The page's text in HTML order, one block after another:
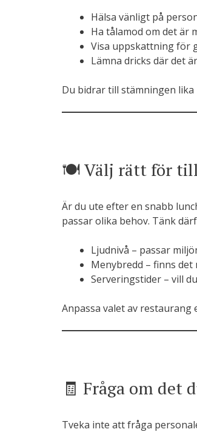
Hälsa vänligt på
Ha tålamod om det är
Visa uppskattning för
Lämna dricks där det
Du bidrar till stämningen
🍽️ Välj rätt för
Är du ute efter en snabb
passar olika behov. Tänk
Ljudnivå – passar
Menybredd – finns det
Serveringstider – vill
Anpassa valet av
🧾 Fråga om det
Tveka inte att fråga